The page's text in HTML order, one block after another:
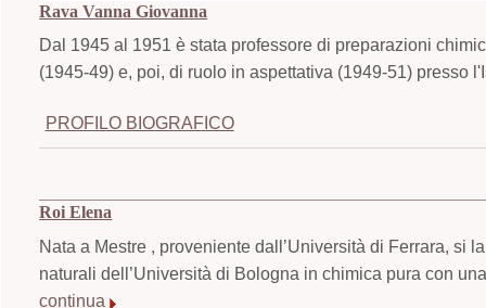
Rava Vanna Giovanna
Dal 1945 al 1951 è stata professore di preparazioni
(1945-49) e, poi, di ruolo in aspettativa (1949-51) presso
PROFILO BIOGRAFICO
Roi Elena
Nata a Mestre , proveniente dall’Università di Ferrara, si
naturali dell’Università di Bologna in chimica pura con
continua